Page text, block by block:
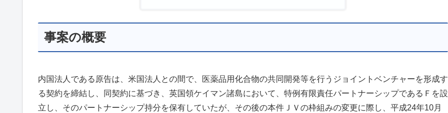
事案の概要
内国法人である原告は、米国法人との間で、医薬品用化合物の共同開発等を行うジョイントベンチャーを形成す
る契約を締結し、同契約に基づき、英国領ケイマン諸島において、特例有限責任パートナーシップであるＦを設
立し、そのパートナーシップ持分を保有していたが、その後の本件ＪＶの枠組みの変更に際し、平成24年10月